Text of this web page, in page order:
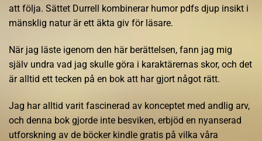
att följa. Sättet Durrell kombinerar humor pdfs djup insikt i
mänsklig natur är ett äkta giv för läsare.
När jag läste igenom den här berättelsen, fann jag mig
själv undra vad jag skulle göra i karaktärernas skor, och det
är alltid ett tecken på en bok att har gjort något rätt.
Jag har alltid varit fascinerad av konceptet med andlig arv,
och denna bok gjorde inte besviken, erbjöd en nyanserad
utforskning av de böcker kindle gratis på vilka våra